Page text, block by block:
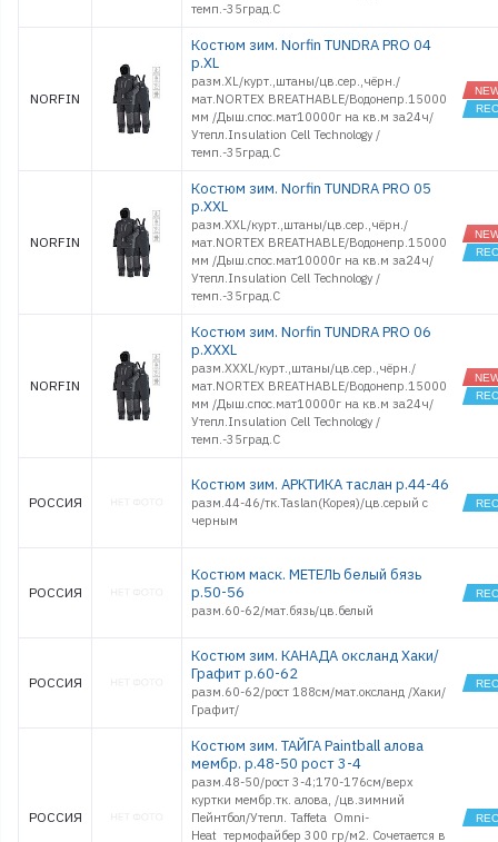
темп.-35град.С
NORFIN
Костюм зим. Norfin TUNDRA PRO 04
р.XL
разм.XL/курт.,штаны/цв.сер.,чёрн./
мат.NORTEX BREATHABLE/Водонепр.15000
мм /Дыш.спос.мат10000г на кв.м за24ч/
Утепл.Insulation Cell Technology /
темп.-35град.С
NORFIN
Костюм зим. Norfin TUNDRA PRO 05
р.XXL
разм.XXL/курт.,штаны/цв.сер.,чёрн./
мат.NORTEX BREATHABLE/Водонепр.15000
мм /Дыш.спос.мат10000г на кв.м за24ч/
Утепл.Insulation Cell Technology /
темп.-35град.С
NORFIN
Костюм зим. Norfin TUNDRA PRO 06
р.XXXL
разм.XXXL/курт.,штаны/цв.сер.,чёрн./
мат.NORTEX BREATHABLE/Водонепр.15000
мм /Дыш.спос.мат10000г на кв.м за24ч/
Утепл.Insulation Cell Technology /
темп.-35град.С
РОССИЯ
Костюм зим. АРКТИКА таслан р.44-46
разм.44-46/тк.Taslan(Корея)/цв.серый с
черным
РОССИЯ
Костюм маск. МЕТЕЛЬ белый бязь
р.50-56
разм.60-62/мат.бязь/цв.белый
РОССИЯ
Костюм зим. КАНАДА оксланд Хаки/
Графит р.60-62
разм.60-62/рост 188см/мат.оксланд /Хаки/
Графит/
РОССИЯ
Костюм зим. ТАЙГА Paintball алова
мембр. р.48-50 рост 3-4
разм.48-50/рост 3-4;170-176см/верх
куртки мембр.тк. алова, /цв.зимний
Пейнтбол/Утепл. Taffeta Omni-
Heat термофайбер 300 гр/м2. Сочетается в